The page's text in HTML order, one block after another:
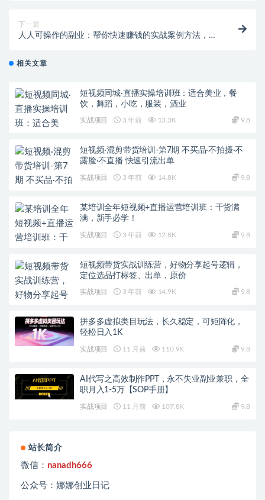
下一篇
人人可操作的副业：帮你快速赚钱的实战案例方法，简
相关文章
短视频同城·直播实操培训班：适合美业，餐
饮，舞蹈，小吃，服装，酒业
实战项目 3 年前 13.3K 9.8
短视频·混剪带货培训-第7期 不买品·不拍摄·不
露脸·不直播 快速引流出单
实战项目 3 年前 14.8K 9.8
某培训全年短视频+直播运营培训班：干货满
满，新手必学！
实战项目 3 年前 12.8K 9.8
短视频带货实战训练营，好物分享起号逻辑，
定位选品打标签、出单，原价
实战项目 3 年前 14.9K 9.8
拼多多虚拟类目玩法，长久稳定，可矩阵化，
轻松日入1K
实战项目 11 月前 110.9K 9.8
AI代写之高效制作PPT，永不失业副业兼职，全
职月入1-5万【SOP手册】
实战项目 11 月前 107.8K 9.8
站长简介
微信： nanadh666
公众号：娜娜创业日记